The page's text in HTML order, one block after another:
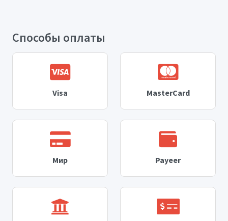
Способы оплаты
Visa MasterCard
Мир Payeer